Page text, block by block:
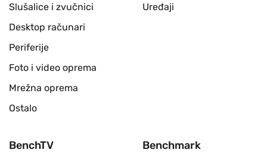
Slušalice i zvučnici
Desktop računari
Periferije
Foto i video oprema
Mrežna oprema
Ostalo
Uređaji
BenchTV Benchmark